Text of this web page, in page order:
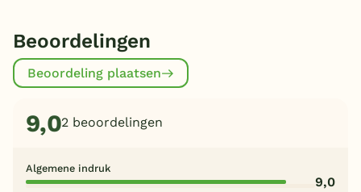
Beoordelingen
Beoordeling plaatsen
9,02 beoordelingen
Algemene indruk
9,0